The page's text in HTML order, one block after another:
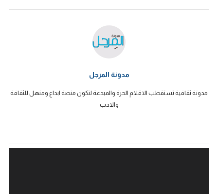
مدونة المرجل
مدونة ثقافية تستقطب الاقلام الحرة والمبدعة لتكون منصة ابداع ومنهل للثقافة
والادب